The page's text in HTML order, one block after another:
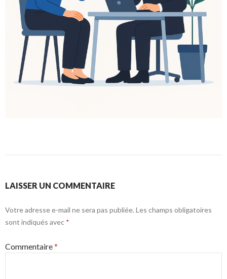
LAISSER UN COMMENTAIRE
Votre adresse e-mail ne sera pas publiée. Les champs obligatoires
sont indiqués avec *
Commentaire*